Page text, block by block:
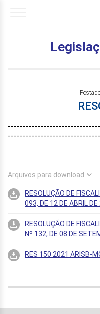
Arquivos para download
RESOLUÇÃO DE
093, DE 12 DE ABRIL
RESOLUÇÃO DE
Nº 132, DE 08 DE
RES 150 2021 ARISB-